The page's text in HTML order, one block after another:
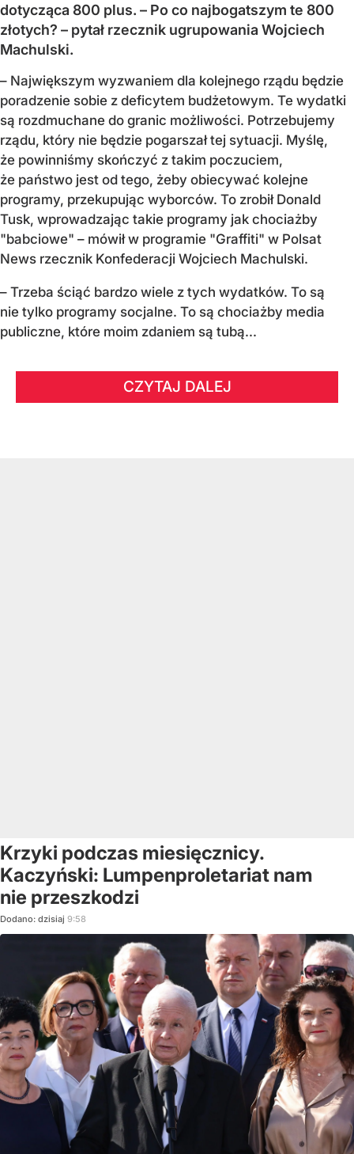
dotycząca 800 plus. – Po co najbogatszym te 800
złotych? – pytał rzecznik ugrupowania Wojciech
Machulski.
– Największym wyzwaniem dla kolejnego rządu będzie
poradzenie sobie z deficytem budżetowym. Te wydatki
są rozdmuchane do granic możliwości. Potrzebujemy
rządu, który nie będzie pogarszał tej sytuacji. Myślę,
że powinniśmy skończyć z takim poczuciem,
że państwo jest od tego, żeby obiecywać kolejne
programy, przekupując wyborców. To zrobił Donald
Tusk, wprowadzając takie programy jak chociażby
"babciowe" – mówił w programie "Graffiti" w Polsat
News rzecznik Konfederacji Wojciech Machulski.
– Trzeba ściąć bardzo wiele z tych wydatków. To są
nie tylko programy socjalne. To są chociażby media
publiczne, które moim zdaniem są tubą...
CZYTAJ DALEJ
Krzyki podczas miesięcznicy.
Kaczyński: Lumpenproletariat nam
nie przeszkodzi
Dodano: dzisiaj 9:58